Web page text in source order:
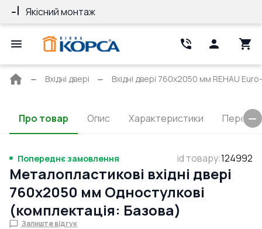
Якісний монтаж
Головна
Вхідні двері Вхідні двері 760x2050 мм REHAU
Про товар Опис Характеристики
Попереднє замовлення id товару:124992
Металопластикові вхідні двері
760x2050 мм Одностулкові
(комплектація: Базова)
Залиште відгук